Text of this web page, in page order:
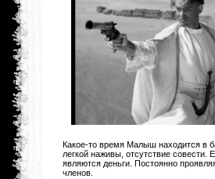
Какое-то время Малыш находится в
легкой наживы, отсутствие
являются деньги. Постоянно
членов.